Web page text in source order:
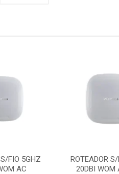
FIO 5GHZ
AC
ROTEADOR
20DBI WOM